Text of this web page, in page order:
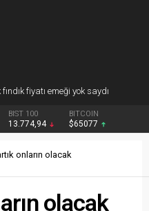
fiyatı emeği yok saydı
BIST 100
13.774,94
BITCOIN
$65077
onların olacak
olacak